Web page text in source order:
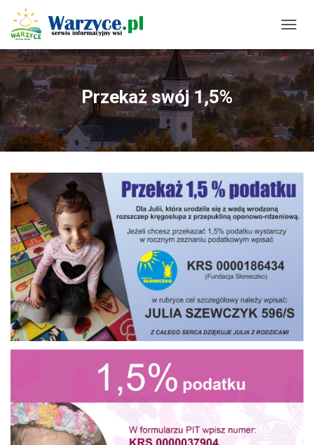
R
Z
E
Ł
Ą
Z
N
I
G
C
Przekaż swój 1,5%